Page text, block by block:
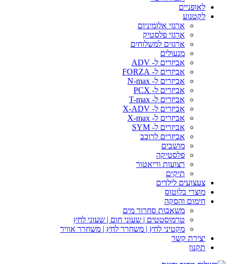
לאופניים
לקטנוע
ארגזי אלומיניום
ארגזי פלסטיק
ארגזים למשלוחים
מנעולים
אביזרים ל- ADV
אביזרים ל- FORZA
אביזרים ל- N-max
אביזרים ל- PCX
אביזרים ל- T-max
אביזרים ל- X-ADV
אביזרים ל- X-max
אביזרים ל- SYM
אביזרים לרוכב
מושבים
פלסטיקה
רצועות וריאטור
תיקים
צעצועים לילדים
מוצרי בלוטוס
חימום והסקה
משאבות סחרור מים
טרמוסטטים | שעוני חום | שעוני לחץ
מקטיני לחץ | משחרר לחץ | משחרר אוויר
יצירת קשר
תקנון